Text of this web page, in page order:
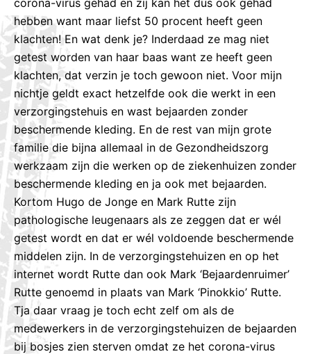
hebben want maar liefst 50 procent heeft geen
klachten! En wat denk je? Inderdaad ze mag niet
getest worden van haar baas want ze heeft geen
klachten, dat verzin je toch gewoon niet. Voor mijn
nichtje geldt exact hetzelfde ook die werkt in een
verzorgingstehuis en wast bejaarden zonder
beschermende kleding. En de rest van mijn grote
familie die bijna allemaal in de Gezondheidszorg
werkzaam zijn die werken op de ziekenhuizen zonder
beschermende kleding en ja ook met bejaarden.
Kortom Hugo de Jonge en Mark Rutte zijn
pathologische leugenaars als ze zeggen dat er wél
getest wordt en dat er wél voldoende beschermende
middelen zijn. In de verzorgingstehuizen en op het
internet wordt Rutte dan ook Mark ‘Bejaardenruimer’
Rutte genoemd in plaats van Mark ‘Pinokkio’ Rutte.
Tja daar vraag je toch echt zelf om als de
medewerkers in de verzorgingstehuizen de bejaarden
bij bosjes zien sterven omdat ze het corona-virus